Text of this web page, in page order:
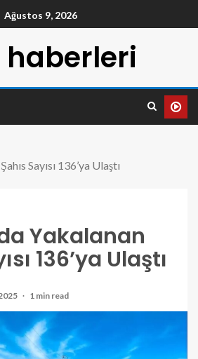
Ağustos 9, 2026
Sayısı 136’ya Ulaştı
Yakalanan
136’ya Ulaştı
1 min read